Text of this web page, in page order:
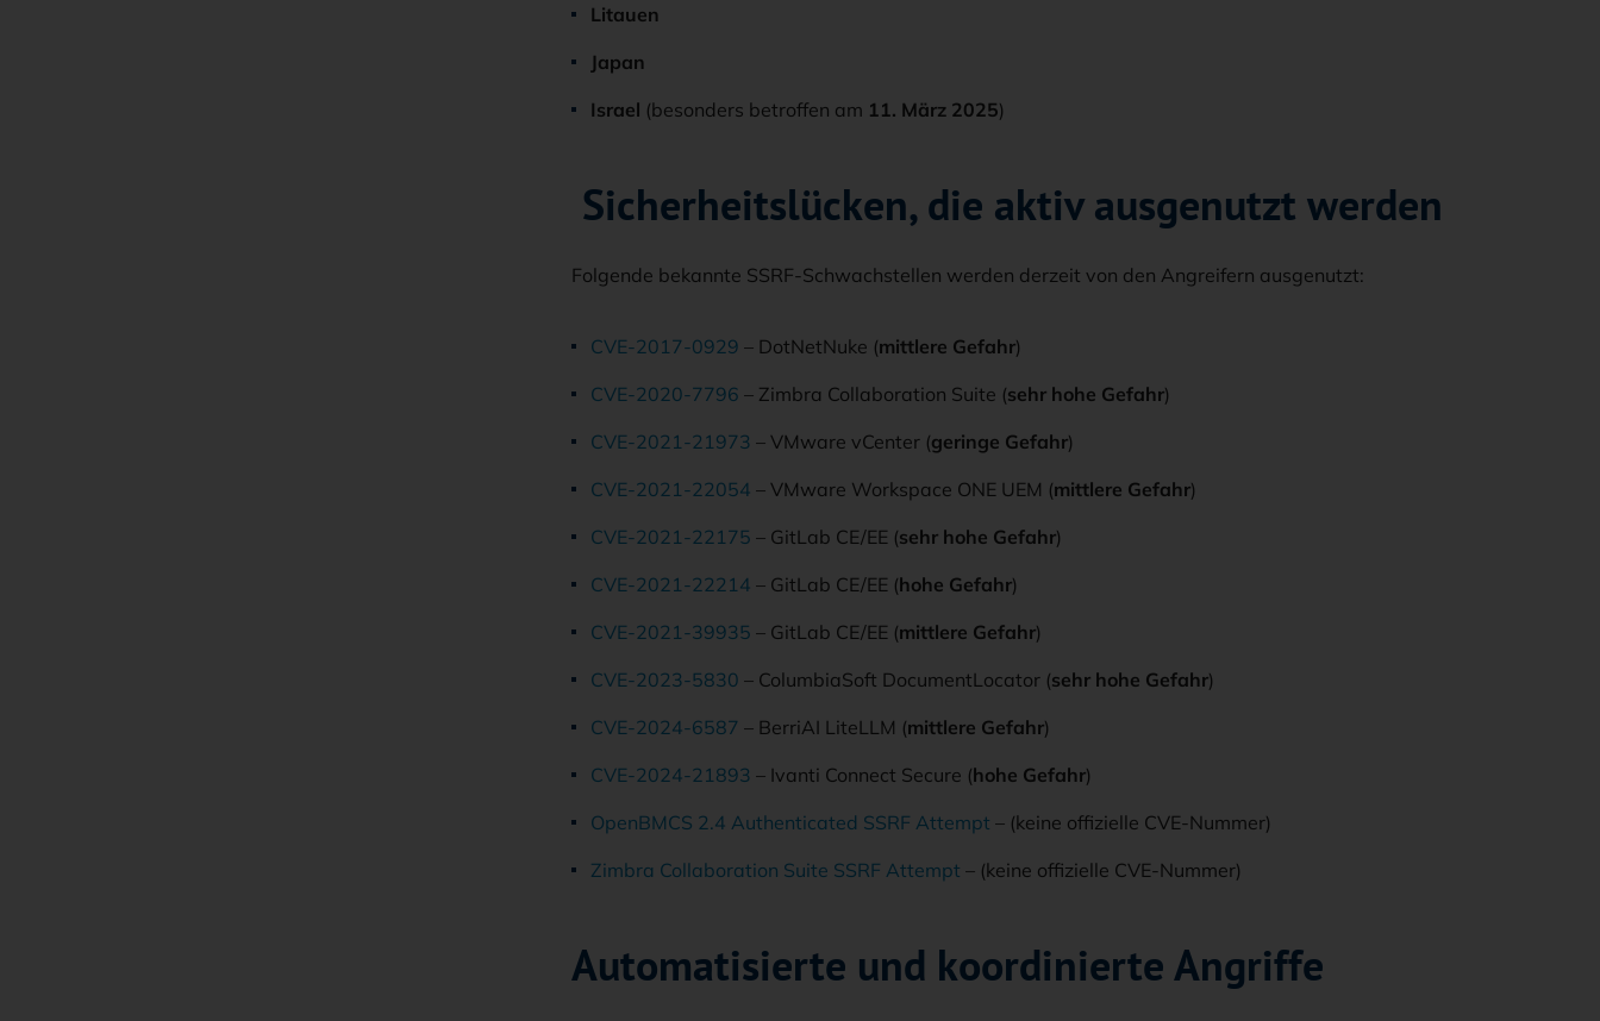
Litauen
Japan
Israel (besonders betroffen am 11. März 2025)
Sicherheitslücken, die aktiv ausgenutzt werden
Folgende bekannte SSRF-Schwachstellen werden derzeit von den Angreifern ausgenutzt:
CVE-2017-0929 – DotNetNuke (mittlere Gefahr)
CVE-2020-7796 – Zimbra Collaboration Suite (sehr hohe Gefahr)
CVE-2021-21973 – VMware vCenter (geringe Gefahr)
CVE-2021-22054 – VMware Workspace ONE UEM (mittlere Gefahr)
CVE-2021-22175 – GitLab CE/EE (sehr hohe Gefahr)
CVE-2021-22214 – GitLab CE/EE (hohe Gefahr)
CVE-2021-39935 – GitLab CE/EE (mittlere Gefahr)
CVE-2023-5830 – ColumbiaSoft DocumentLocator (sehr hohe Gefahr)
CVE-2024-6587 – BerriAI LiteLLM (mittlere Gefahr)
CVE-2024-21893 – Ivanti Connect Secure (hohe Gefahr)
OpenBMCS 2.4 Authenticated SSRF Attempt – (keine offizielle CVE-Nummer)
Zimbra Collaboration Suite SSRF Attempt – (keine offizielle CVE-Nummer)
Automatisierte und koordinierte Angriffe